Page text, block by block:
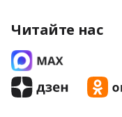
Читайте нас